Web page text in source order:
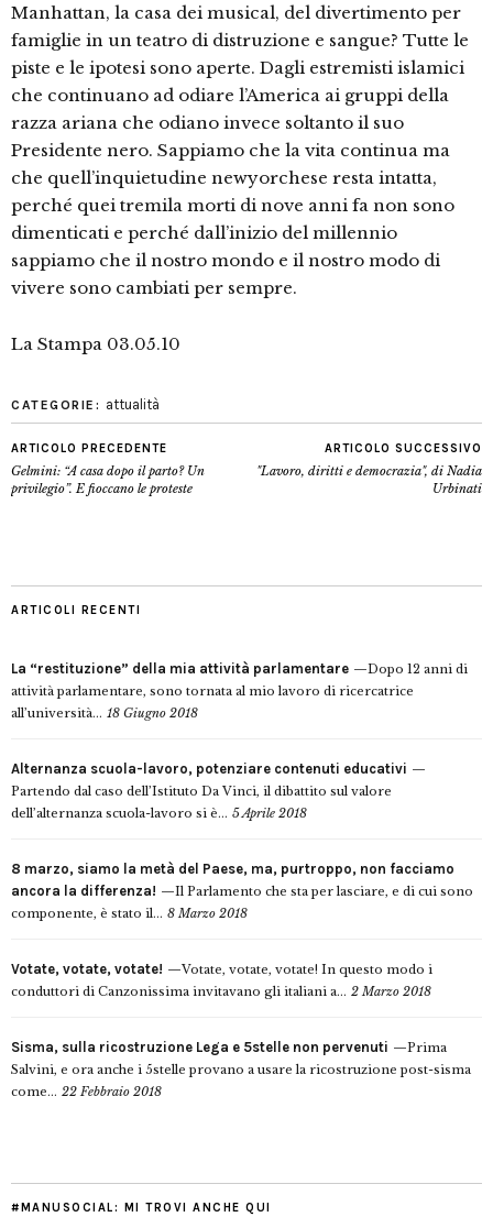
Manhattan, la casa dei musical, del divertimento per
famiglie in un teatro di distruzione e sangue? Tutte le
piste e le ipotesi sono aperte. Dagli estremisti islamici
che continuano ad odiare l’America ai gruppi della
razza ariana che odiano invece soltanto il suo
Presidente nero. Sappiamo che la vita continua ma
che quell’inquietudine newyorchese resta intatta,
perché quei tremila morti di nove anni fa non sono
dimenticati e perché dall’inizio del millennio
sappiamo che il nostro mondo e il nostro modo di
vivere sono cambiati per sempre.
La Stampa 03.05.10
CATEGORIE: attualità
ARTICOLO PRECEDENTE
Gelmini: “A casa dopo il parto? Un
privilegio”. E fioccano le proteste
ARTICOLO SUCCESSIVO
"Lavoro, diritti e democrazia", di Nadia
Urbinati
ARTICOLI RECENTI
La “restituzione” della mia attività parlamentare
Dopo 12 anni di
attività parlamentare, sono tornata al mio lavoro di ricercatrice
all’università... 18 Giugno 2018
Alternanza scuola-lavoro, potenziare contenuti educativi
Partendo dal caso dell’Istituto Da Vinci, il dibattito sul valore
dell’alternanza scuola-lavoro si è... 5 Aprile 2018
8 marzo, siamo la metà del Paese, ma, purtroppo, non facciamo
ancora la differenza!
Il Parlamento che sta per lasciare, e di cui sono
componente, è stato il... 8 Marzo 2018
Votate, votate, votate!
Votate, votate, votate! In questo modo i
conduttori di Canzonissima invitavano gli italiani a... 2 Marzo 2018
Sisma, sulla ricostruzione Lega e 5stelle non pervenuti
Prima
Salvini, e ora anche i 5stelle provano a usare la ricostruzione post-sisma
come... 22 Febbraio 2018
#MANUSOCIAL: MI TROVI ANCHE QUI